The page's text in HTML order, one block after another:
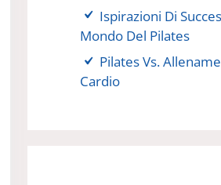
Ispirazioni Di
Mondo Del Pilates
Pilates Vs.
Cardio